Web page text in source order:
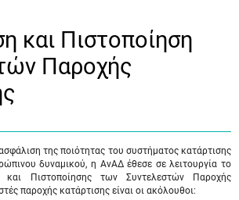
και Πιστοποίηση
Παροχής
της ποιότητας του συστήματος κατάρτισης
δυναμικού, η ΑνΑΔ έθεσε σε λειτουργία το
και Πιστοποίησης των Συντελεστών Παροχής
παροχής κατάρτισης είναι οι ακόλουθοι: